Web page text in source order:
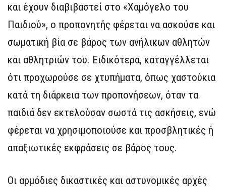
και έχουν διαβιβαστεί στο «Χαμόγελο του
Παιδιού», ο προπονητής φέρεται να ασκούσε και
σωματική βία σε βάρος των ανήλικων αθλητών
και αθλητριών του. Ειδικότερα, καταγγέλλεται
ότι προχωρούσε σε χτυπήματα, όπως χαστούκια
κατά τη διάρκεια των προπονήσεων, όταν τα
παιδιά δεν εκτελούσαν σωστά τις ασκήσεις, ενώ
φέρεται να χρησιμοποιούσε και προσβλητικές ή
απαξιωτικές εκφράσεις σε βάρος τους.
Οι αρμόδιες δικαστικές και αστυνομικές αρχές